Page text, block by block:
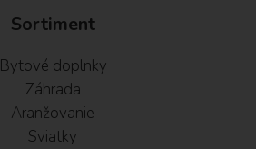
Sortiment
Bytové doplnky
Záhrada
Aranžovanie
Sviatky